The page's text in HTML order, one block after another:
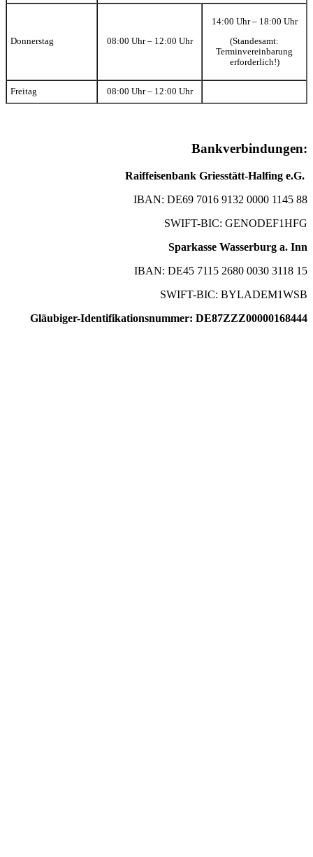
Donnerstag 08:00 Uhr – 12:00 Uhr
14:00 Uhr – 18:00 Uhr
(Standesamt:
Terminvereinbarung
erforderlich!)
Freitag 08:00 Uhr – 12:00 Uhr
Bankverbindungen:
Raiffeisenbank Griesstätt-Halfing e.G.
IBAN: DE69 7016 9132 0000 1145 88
SWIFT-BIC: GENODEF1HFG
Sparkasse Wasserburg a. Inn
IBAN: DE45 7115 2680 0030 3118 15
SWIFT-BIC: BYLADEM1WSB
Gläubiger-Identifikationsnummer: DE87ZZZ00000168444